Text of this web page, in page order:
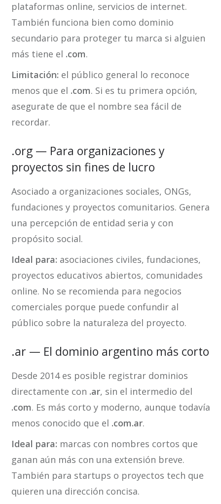
plataformas online, servicios de internet.
También funciona bien como dominio
secundario para proteger tu marca si alguien
más tiene el .com.
Limitación: el público general lo reconoce
menos que el .com. Si es tu primera opción,
asegurate de que el nombre sea fácil de
recordar.
.org — Para organizaciones y
proyectos sin fines de lucro
Asociado a organizaciones sociales, ONGs,
fundaciones y proyectos comunitarios. Genera
una percepción de entidad seria y con
propósito social.
Ideal para: asociaciones civiles, fundaciones,
proyectos educativos abiertos, comunidades
online. No se recomienda para negocios
comerciales porque puede confundir al
público sobre la naturaleza del proyecto.
.ar — El dominio argentino más corto
Desde 2014 es posible registrar dominios
directamente con .ar, sin el intermedio del
.com. Es más corto y moderno, aunque todavía
menos conocido que el .com.ar.
Ideal para: marcas con nombres cortos que
ganan aún más con una extensión breve.
También para startups o proyectos tech que
quieren una dirección concisa.